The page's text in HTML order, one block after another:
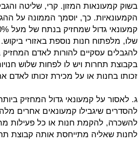
בשוק קמעונאות המזון. קרי, שליטה
הקמעונאיות. כך, יוסמך הממונה על
שלו, מלפתוח חנות נוספת באזורי
בקבוצת תחרות ויש לו לפחות שלוש
זכותו בחנות או על מכירת זכותו לאדם
להסדרים שיגבילו קמעונאים אחרים
להשכרה, להקמת חנות או כל פעילות
לחנות שאליה מתייחסת אותה קבוצת